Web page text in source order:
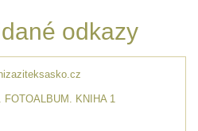
odkazy
FOTOALBUM. KNIHA 1